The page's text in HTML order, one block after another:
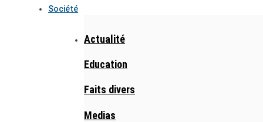
Société
Actualité
Education
Faits divers
Medias